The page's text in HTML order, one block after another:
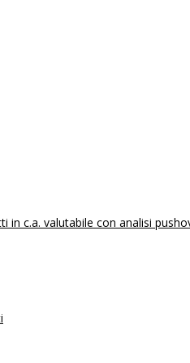
in c.a. valutabile con analisi